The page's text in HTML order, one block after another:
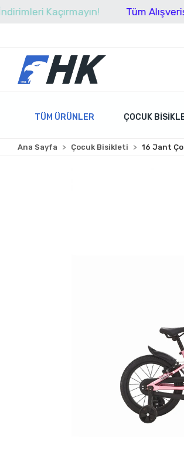
Kaçırmayın! Tüm
TÜM ÜRÜNLER ÇOCUK
Ana Sayfa Çocuk Bisikleti 16 Jant